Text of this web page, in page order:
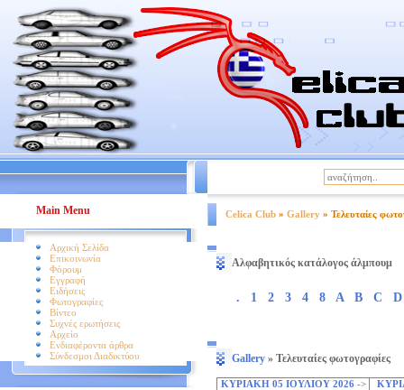
Main Menu
Αρχική Σελίδα
Επικοινωνία
Φόρουμ
Εγγραφή
Ειδήσεις
Φωτογραφίες
Βίντεο
Συχνές ερωτήσεις
Αρχείο
Ενδιαφέροντα άρθρα
Σύνδεσμοι Διαδικτύου
Celica Club » Gallery » Τελευταίες
Αλφαβητικός κατάλογος άλμπουμ
. 1 2 3 4 8 A B C D
Gallery » Τελευταίες φωτογραφίες
ΚΥΡΙΑΚΗ 05 ΙΟΥΛΙΟΥ 2026->